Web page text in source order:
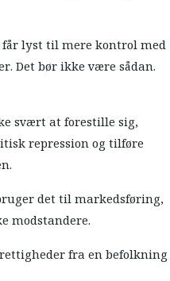
får lyst til mere kontrol med
Det bør ikke være sådan.
svært at forestille sig,
repression og tilføre
det til markedsføring,
modstandere.
fra en befolkning